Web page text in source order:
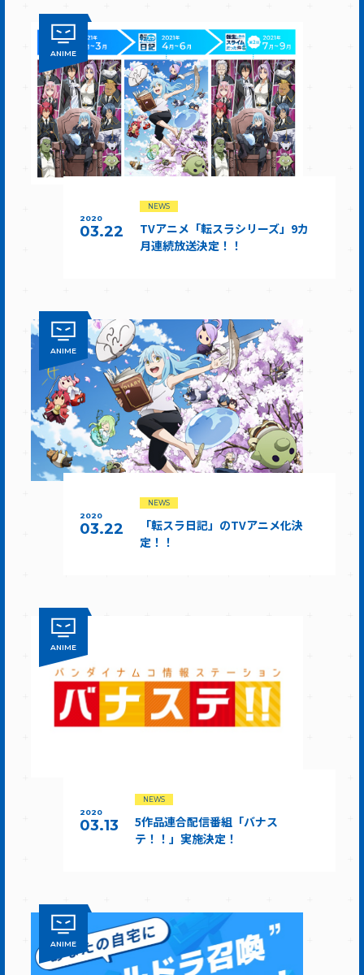
ANIME
2020
03.22
NEWS
TVアニメ「転スラシリーズ」9カ
月連続放送決定！！
ANIME
2020
03.22
NEWS
「転スラ日記」のTVアニメ化決
定！！
ANIME
2020
03.13
NEWS
5作品連合配信番組「バナス
テ！！」実施決定！
ANIME